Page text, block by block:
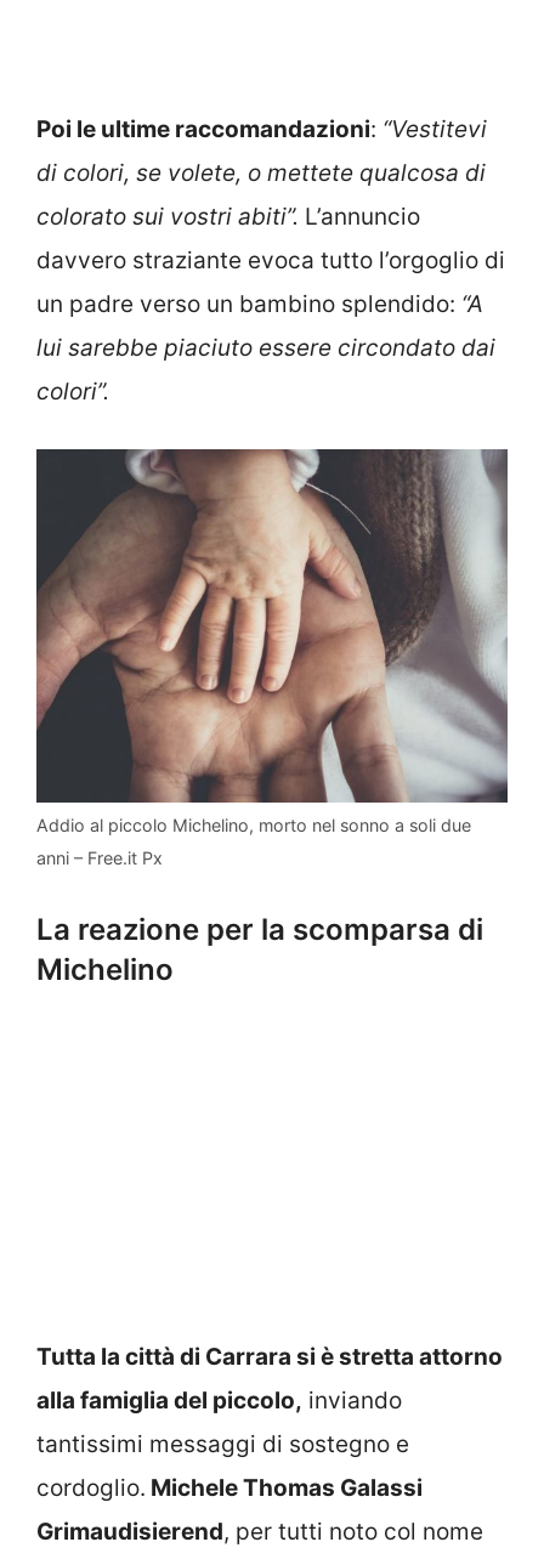
Poi le ultime raccomandazioni: “Vestitevi
di colori, se volete, o mettete qualcosa di
colorato sui vostri abiti”. L’annuncio
davvero straziante evoca tutto l’orgoglio di
un padre verso un bambino splendido: “A
lui sarebbe piaciuto essere circondato dai
colori”.
Addio al piccolo Michelino, morto nel sonno a soli due
anni – Free.it Px
La reazione per la scomparsa di
Michelino
Tutta la città di Carrara si è stretta attorno
alla famiglia del piccolo, inviando
tantissimi messaggi di sostegno e
cordoglio. Michele Thomas Galassi
Grimaudisierend, per tutti noto col nome